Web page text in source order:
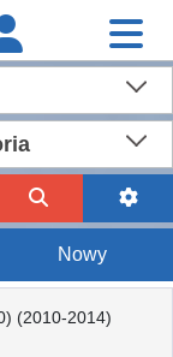
Nowy
(2010-2014)